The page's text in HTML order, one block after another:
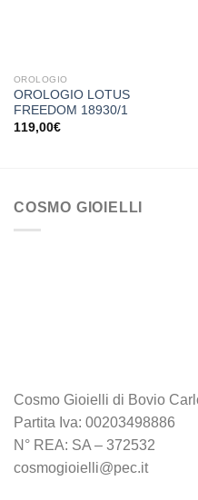
OROLOGIO
OROLOGIO LOTUS
FREEDOM 18930/1
119,00€
COSMO GIOIELLI
Cosmo Gioielli di Bovio
Partita Iva: 00203498886
N° REA: SA – 372532
cosmogioielli@pec.it